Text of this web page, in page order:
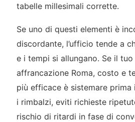
tabelle millesimali corrette.
Se uno di questi elementi è
discordante, l’ufficio tende a
e i tempi si allungano. Se il
affrancazione Roma, costo e
più efficace è sistemare
i rimbalzi, eviti richieste
rischio di ritardi in fase di